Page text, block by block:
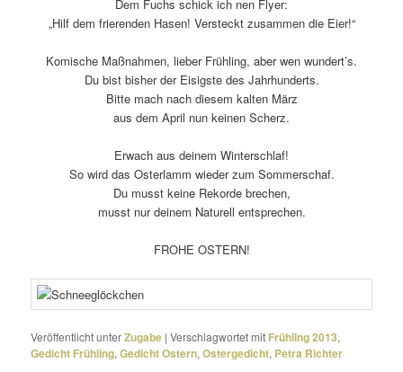
Dem Fuchs schick ich nen Flyer:
„Hilf dem frie­renden Hasen! Versteckt zusammen die Eier!“
Komische Maßnahmen, lieber Frühling, aber wen wundert’s.
Du bist bisher der Eisigste des Jahrhunderts.
Bitte mach nach diesem kalten März
aus dem April nun keinen Scherz.
Erwach aus deinem Winterschlaf!
So wird das Osterlamm wieder zum Sommerschaf.
Du musst keine Rekorde brechen,
musst nur deinem Naturell entsprechen.
FROHE OSTERN!
Veröffentlicht unterZugabe |Verschlagwortet mit Frühling 2013,
Gedicht Frühling,Gedicht Ostern,Ostergedicht, Petra Richter